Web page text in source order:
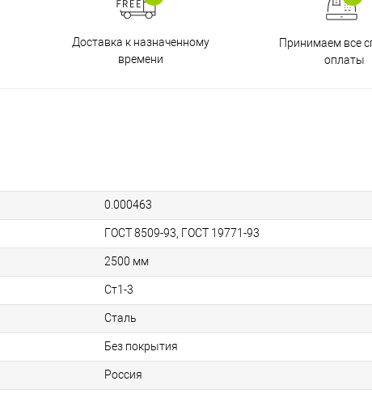
Доставка к назначенному
времени
Принимаем все
оплаты
0.000463
ГОСТ 8509-93, ГОСТ 19771-93
2500 мм
Ст1-3
Сталь
Без покрытия
Россия